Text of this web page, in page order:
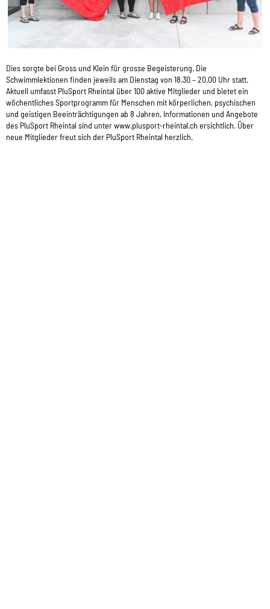
Dies sorgte bei Gross und Klein für grosse Begeisterung. Die
Schwimmlektionen finden jeweils am Dienstag von 18.30 – 20.00 Uhr statt.
Aktuell umfasst PluSport Rheintal über 100 aktive Mitglieder und bietet ein
wöchentliches Sportprogramm für Menschen mit körperlichen, psychischen
und geistigen Beeinträchtigungen ab 8 Jahren. Informationen und Angebote
des PluSport Rheintal sind unter www.plusport-rheintal.ch ersichtlich. Über
neue Mitglieder freut sich der PluSport Rheintal herzlich.